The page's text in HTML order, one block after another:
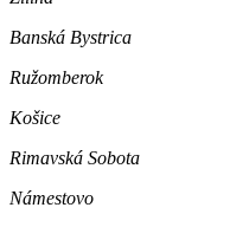
Banská Bystrica
Ružomberok
Košice
Rimavská Sobota
Námestovo